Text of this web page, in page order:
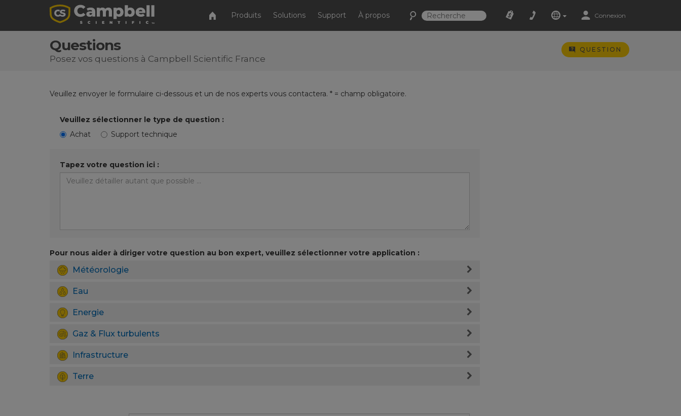
Produits Solutions Support À propos Connexion
Questions
Posez vos questions à Campbell Scientific France
QUESTION
Veuillez envoyer le formulaire ci-dessous et un de nos experts vous contactera. * = champ obligatoire.
Veuillez sélectionner le type de question :
Achat
Support technique
Tapez votre question ici :
Pour nous aider à diriger votre question au bon expert, veuillez sélectionner votre application :
Météorologie
Eau
Energie
Gaz & Flux turbulents
Infrastructure
Terre